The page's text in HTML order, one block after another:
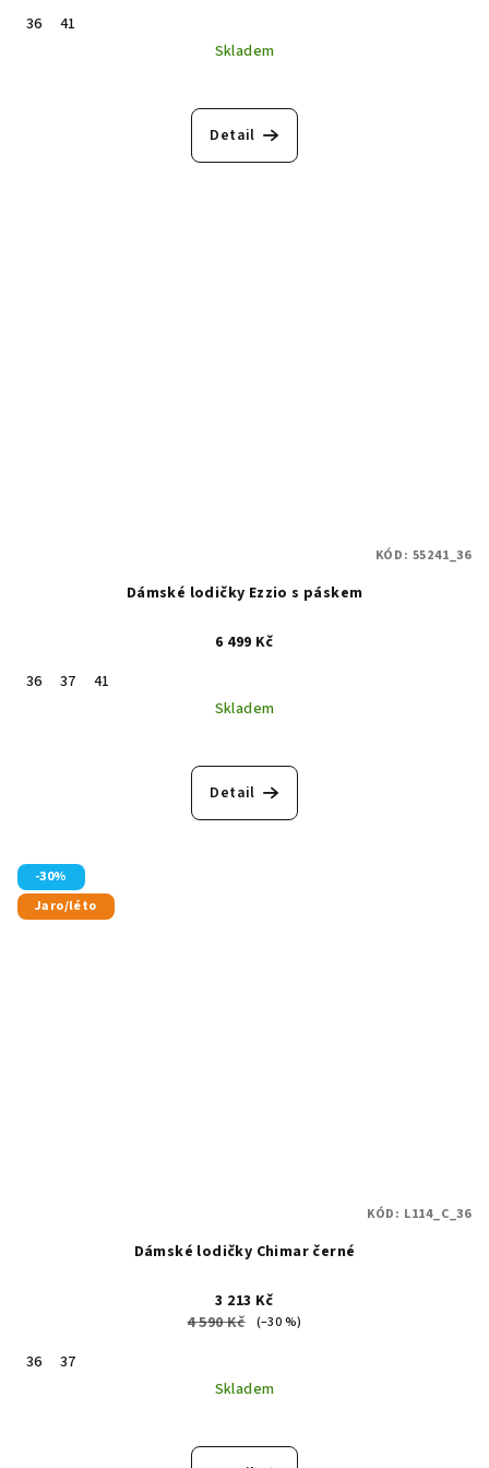
36
41
Skladem
Detail
Dámské lodičky Ezzio s páskem
6 499 Kč
36
37
41
Skladem
hodnocení
produktu
Detail
KÓD: 55241_36
-30%
Jaro/léto
Dámské lodičky Chimar černé
3 213 Kč
4 590 Kč
(–30 %)
36
37
Skladem
hodnocení
KÓD: L114_C_36